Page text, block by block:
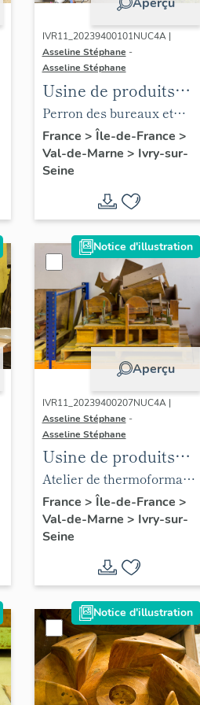
IVR11_20239400101NUC4A |
Asseline Stéphane -
Asseline Stéphane
Usine de produits
chimiques Poulenc
Frères, puis usine
d'engrais de la
Société Française du
Lysol, puis usine de
chaudronnerie et
usine d'articles en
matière plastique
(usine d'enceintes de
confinement)
Ateliers de
Technochimie
Perron des bureaux et
porte en PVC, fabrication
Ateliers de Technochimie.
France > Île-de-France >
Val-de-Marne > Ivry-sur-
Seine
Notice d'illustration
Aperçu
IVR11_20239400207NUC4A |
Asseline Stéphane -
Asseline Stéphane
Usine de produits
chimiques Poulenc
Frères, puis usine
d'engrais de la
Société Française du
Lysol, puis usine de
chaudronnerie et
usine d'articles en
matière plastique
(usine d'enceintes de
confinement)
Ateliers de
Atelier de thermoformage.
Moules de fabrication.
France > Île-de-France >
Val-de-Marne > Ivry-sur-
Seine
Notice d'illustration